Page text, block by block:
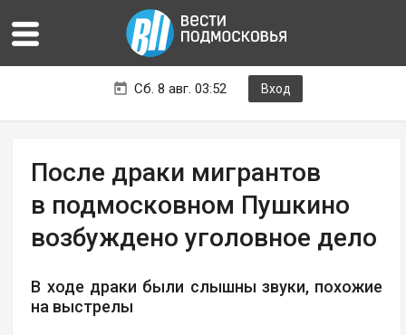
Сб. 8 авг. 03:52 Вход
После драки мигрантов
в подмосковном Пушкино
возбуждено уголовное дело
В ходе драки были слышны звуки, похожие
на выстрелы